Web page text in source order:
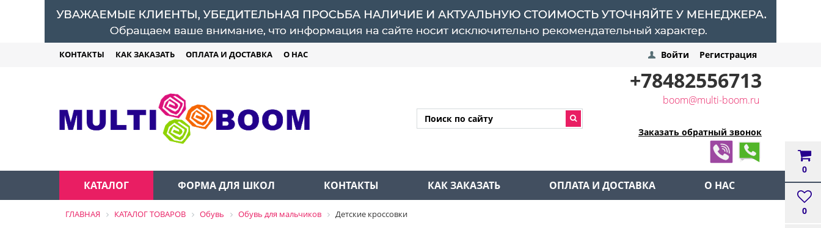
КОНТАКТЫ КАК ЗАКАЗАТЬ ОПЛАТА И ДОСТАВКА О НАС
0
0
Войти Регистрация
+78482556713
boom@multi-boom.ru
Заказать обратный звонок
КАТАЛОГ ФОРМА ДЛЯ ШКОЛ КОНТАКТЫ КАК ЗАКАЗАТЬ ОПЛАТА И ДОСТАВКА О НАС
ГЛАВНАЯ КАТАЛОГ ТОВАРОВ Обувь Обувь для мальчиков Детские кроссовки